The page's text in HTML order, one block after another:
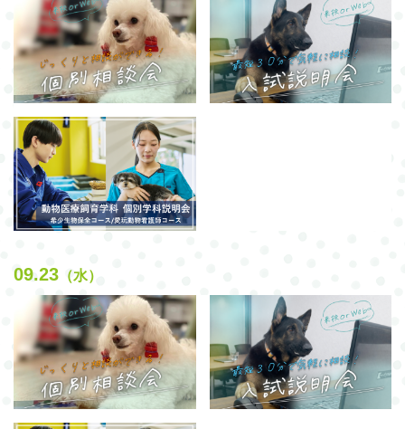
09.23 （水）